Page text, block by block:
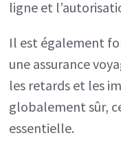
ligne et
Il est également
une assurance
les retards et les
globalement sûr,
essentielle.